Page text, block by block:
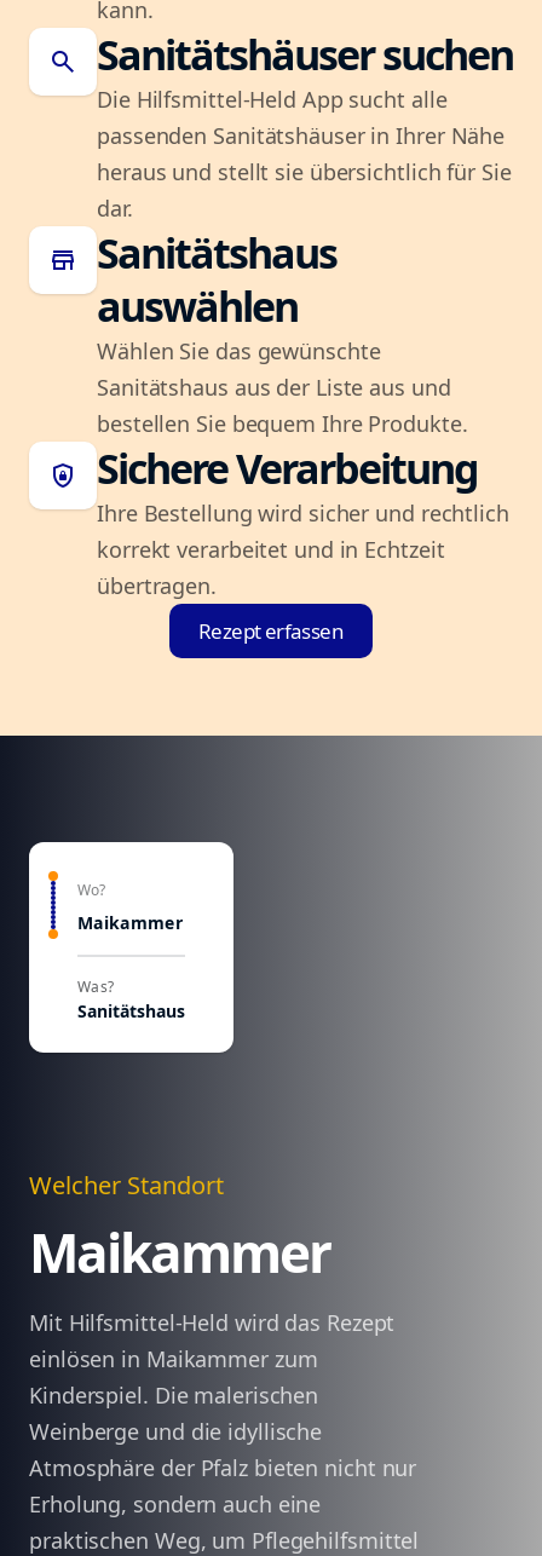
kann.
search Sanitätshäuser suchen
Die Hilfsmittel-Held App sucht alle
passenden Sanitätshäuser in Ihrer Nähe
heraus und stellt sie übersichtlich für Sie
dar.
store
Sanitätshaus
auswählen
Wählen Sie das gewünschte
Sanitätshaus aus der Liste aus und
bestellen Sie bequem Ihre Produkte.
shield_lock Sichere Verarbeitung
Ihre Bestellung wird sicher und rechtlich
korrekt verarbeitet und in Echtzeit
übertragen.
Rezept erfassen
Wo?
Maikammer
Was?
Sanitätshaus
Welcher Standort
Maikammer
Mit Hilfsmittel-Held wird das Rezept
einlösen in Maikammer zum
Kinderspiel. Die malerischen
Weinberge und die idyllische
Atmosphäre der Pfalz bieten nicht nur
Erholung, sondern auch eine
praktischen Weg, um Pflegehilfsmittel